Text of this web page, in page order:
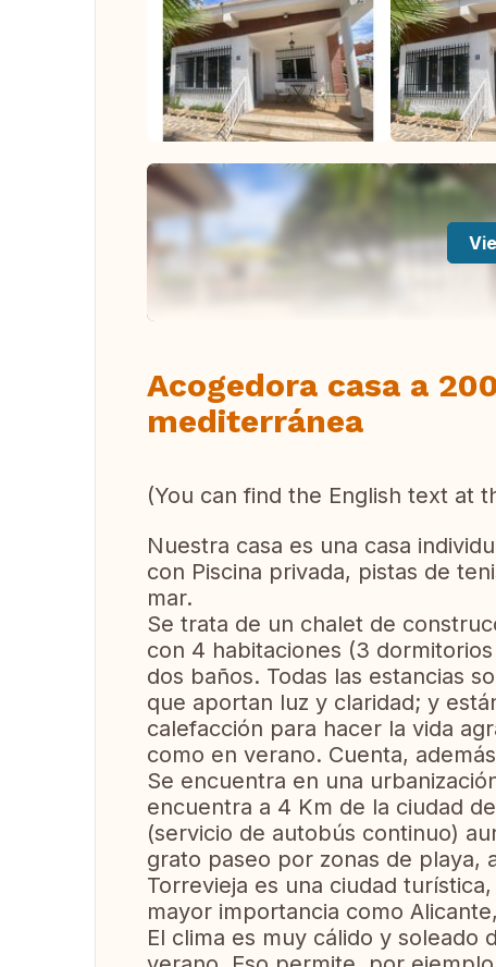
Acogedora casa a
mediterránea
(You can find the English text at
Nuestra casa es una casa
con Piscina privada, pistas de
mar.
Se trata de un chalet de
con 4 habitaciones (3
dos baños. Todas las estancias
que aportan luz y claridad; y
calefacción para hacer la vida
como en verano. Cuenta,
Se encuentra en una
encuentra a 4 Km de la ciudad
(servicio de autobús continuo)
grato paseo por zonas de playa,
Torrevieja es una ciudad
mayor importancia como
El clima es muy cálido y soleado